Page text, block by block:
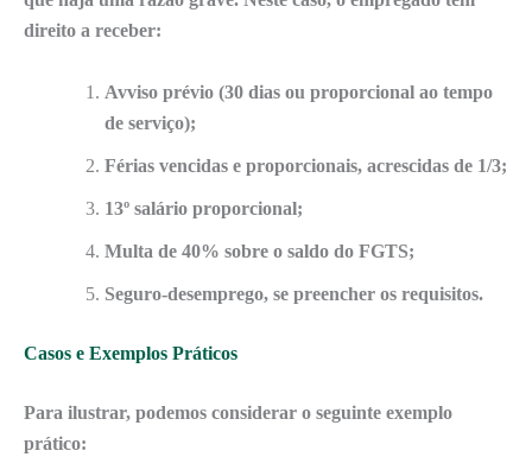
direito a receber:
Avviso prévio (30 dias ou proporcional ao tempo
de serviço);
Férias vencidas e proporcionais, acrescidas de 1/3;
13º salário proporcional;
Multa de 40% sobre o saldo do FGTS;
Seguro-desemprego, se preencher os requisitos.
Casos e Exemplos Práticos
Para ilustrar, podemos considerar o seguinte exemplo
prático: